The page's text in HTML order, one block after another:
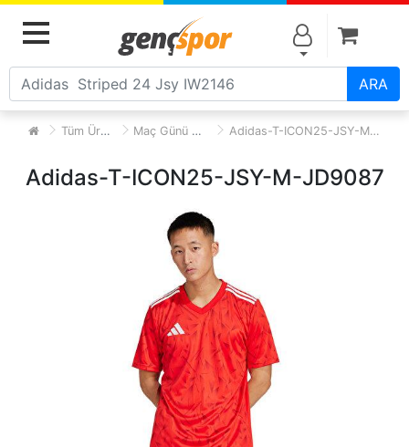
MENU
ARA
Tüm Ürünler Maç Günü Forma Adidas-T-ICON25-JSY-M-JD9087
Adidas-T-ICON25-JSY-M-JD9087